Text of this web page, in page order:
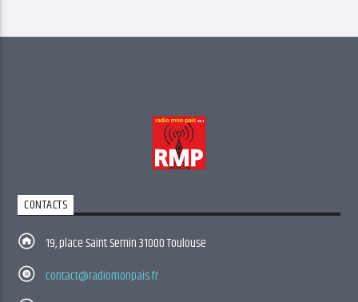
CONTACTS
19, place Saint Sernin 31000 Toulouse
contact@radiomonpais.fr